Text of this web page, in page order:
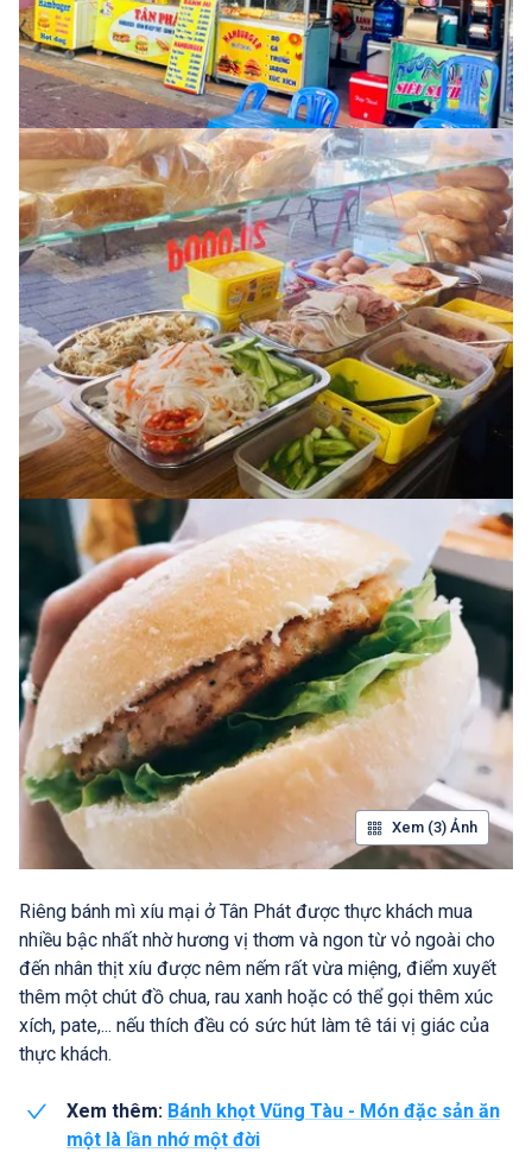
Xem (3) Ảnh
Riêng bánh mì xíu mại ở Tân Phát được thực khách mua
nhiều bậc nhất nhờ hương vị thơm và ngon từ vỏ ngoài cho
đến nhân thịt xíu được nêm nếm rất vừa miệng, điểm xuyết
thêm một chút đồ chua, rau xanh hoặc có thể gọi thêm xúc
xích, pate,... nếu thích đều có sức hút làm tê tái vị giác của
thực khách.
Xem thêm: Bánh khọt Vũng Tàu - Món đặc sản ăn
một là lần nhớ một đời